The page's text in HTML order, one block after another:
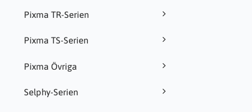
Pixma TR-Serien
Pixma TS-Serien
Pixma Övriga
Selphy-Serien